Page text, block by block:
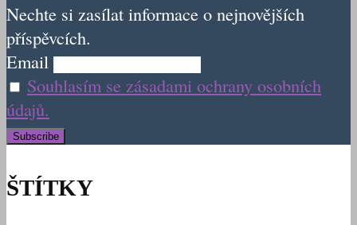
Nechte si zasílat informace o nejnovějších
příspěvcích.
Email
Souhlasím se zásadami ochrany osobních
údajů.
ŠTÍTKY